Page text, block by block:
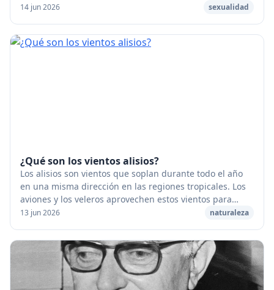
regla que un chico puede eyacular, puede...
14 jun 2026 sexualidad
¿Qué son los vientos alisios?
Los alisios son vientos que soplan durante todo el año
en una misma dirección en las regiones tropicales. Los
aviones y los veleros aprovechen estos vientos para
aumentar su velocidad. [caption id="at...
13 jun 2026 naturaleza